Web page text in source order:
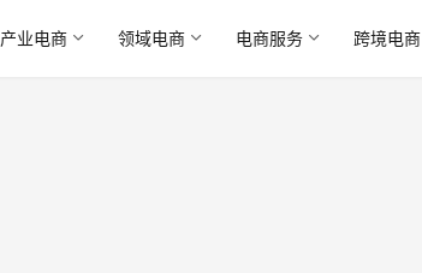
产业电商 领域电商 电商服务 跨境电商